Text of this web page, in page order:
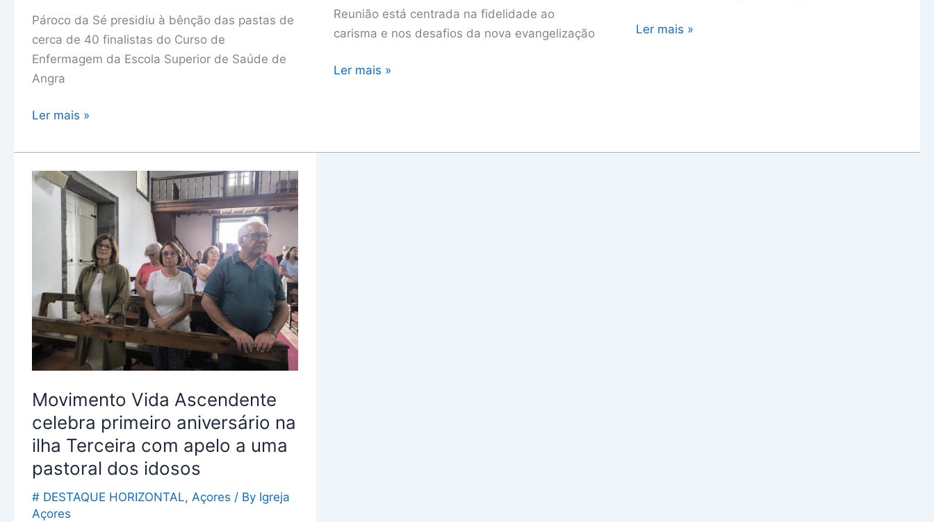
Pároco da Sé presidiu à bênção das pastas de
cerca de 40 finalistas do Curso de
Enfermagem da Escola Superior de Saúde de
Angra
finalistas
Ler mais »
Reunião está centrada na fidelidade ao
carisma e nos desafios da nova evangelização
Ler mais »
Ler mais »
Movimento Vida Ascendente
celebra primeiro aniversário na
ilha Terceira com apelo a uma
pastoral dos idosos
# DESTAQUE HORIZONTAL, Açores / By Igreja
Açores
Movimento
Vida
Ascendente
celebra
primeiro
aniversário
na
ilha
Terceira
com
apelo
a
uma
pastoral
dos
idosos